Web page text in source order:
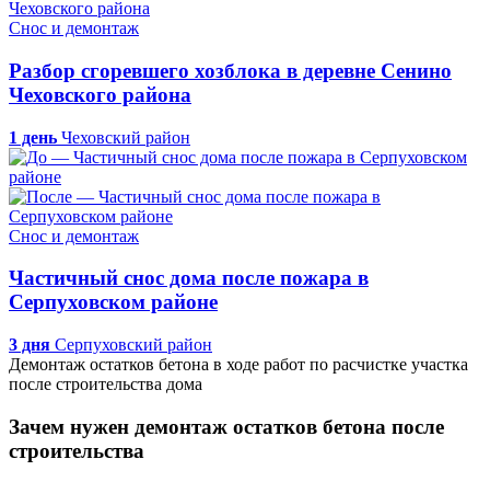
Снос и демонтаж
Разбор сгоревшего хозблока в деревне Сенино
Чеховского района
1 день Чеховский район
Снос и демонтаж
Частичный снос дома после пожара в
Серпуховском районе
3 дня Серпуховский район
Демонтаж остатков бетона в ходе работ по расчистке участка
после строительства дома
Зачем нужен демонтаж остатков бетона после
строительства